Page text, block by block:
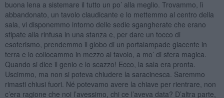
buona lena a sistemare il tutto un po’ alla meglio. Trovammo, lì
abbandonato, un tavolo claudicante e lo mettemmo al centro della
sala, vi disponemmo intorno delle sedie sgangherate che erano
stipate alla rinfusa in una stanza e, per dare un tocco di
esoterismo, prendemmo il globo di un portalampade giacente in
terra e lo collocammo in mezzo al tavolo, a mo’ di sfera magica.
Quando si dice il genio e lo scazzo! Ecco, la sala era pronta.
Uscimmo, ma non si poteva chiudere la saracinesca. Saremmo
rimasti chiusi fuori. Né potevamo avere la chiave per rientrare, non
c’era ragione che noi l’avessimo, chi ce l’aveva data? D’altra parte,